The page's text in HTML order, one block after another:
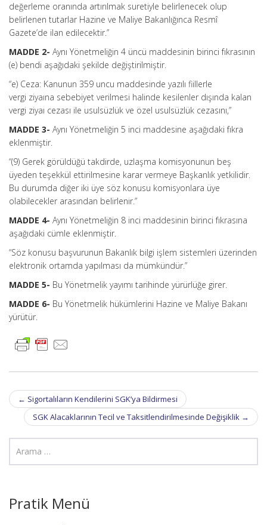
değerleme oranında artırılmak suretiyle belirlenecek olup
belirlenen tutarlar Hazine ve Maliye Bakanlığınca Resmî
Gazete’de ilan edilecektir.”
MADDE 2- Aynı Yönetmeliğin 4 üncü maddesinin birinci fıkrasının
(e) bendi aşağıdaki şekilde değiştirilmiştir.
“e) Ceza: Kanunun 359 uncu maddesinde yazılı fiillerle
vergi ziyaına sebebiyet verilmesi halinde kesilenler dışında kalan
vergi ziyaı cezası ile usulsüzlük ve özel usulsüzlük cezasını,”
MADDE 3- Aynı Yönetmeliğin 5 inci maddesine aşağıdaki fıkra
eklenmiştir.
“(9) Gerek görüldüğü takdirde, uzlaşma komisyonunun beş
üyeden teşekkül ettirilmesine karar vermeye Başkanlık yetkilidir.
Bu durumda diğer iki üye söz konusu komisyonlara üye
olabilecekler arasından belirlenir.”
MADDE 4- Aynı Yönetmeliğin 8 inci maddesinin birinci fıkrasına
aşağıdaki cümle eklenmiştir.
“Söz konusu başvurunun Bakanlık bilgi işlem sistemleri üzerinden
elektronik ortamda yapılması da mümkündür.”
MADDE 5- Bu Yönetmelik yayımı tarihinde yürürlüğe girer.
MADDE 6- Bu Yönetmelik hükümlerini Hazine ve Maliye Bakanı
yürütür.
Post
navigation
← Sigortalıların Kendilerini SGK’ya Bildirmesi
SGK Alacaklarının Tecil ve Taksitlendirilmesinde Değişiklik →
Pratik Menü